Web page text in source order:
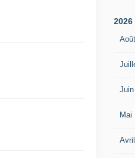
2026
Août
Juin
Mai
Avril